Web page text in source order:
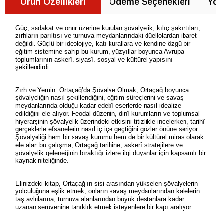
Güç, sadakat ve onur üzerine kurulan şövalyelik, kılıç şakırtıları,
zırhların parıltısı ve turnuva meydanlarındaki düellolardan ibaret
değildi. Güçlü bir ideolojiye, katı kurallara ve kendine özgü bir
eğitim sistemine sahip bu kurum, yüzyıllar boyunca Avrupa
toplumlarının askerî, siyasî, sosyal ve kültürel yapısını
şekillendirdi.
Zırh ve Yemin: Ortaçağ’da Şövalye Olmak, Ortaçağ boyunca
şövalyeliğin nasıl şekillendiğini, eğitim süreçlerini ve savaş
meydanlarında olduğu kadar edebî eserlerde nasıl idealize
edildiğini ele alıyor. Feodal düzenin, dinî kurumların ve toplumsal
hiyerarşinin şövalyelik üzerindeki etkisini titizlikle incelerken, tarihî
gerçeklerle efsanelerin nasıl iç içe geçtiğini gözler önüne seriyor.
Şövalyeliği hem bir savaş kurumu hem de bir kültürel miras olarak
ele alan bu çalışma, Ortaçağ tarihine, askerî stratejilere ve
şövalyelik geleneğinin bıraktığı izlere ilgi duyanlar için kapsamlı bir
kaynak niteliğinde.
Elinizdeki kitap, Ortaçağ’ın sisi arasından yükselen şövalyelerin
yolculuğuna eşlik etmek, onların savaş meydanlarından kalelerin
taş avlularına, turnuva alanlarından büyük destanlara kadar
uzanan serüvenine tanıklık etmek isteyenlere bir kapı aralıyor.